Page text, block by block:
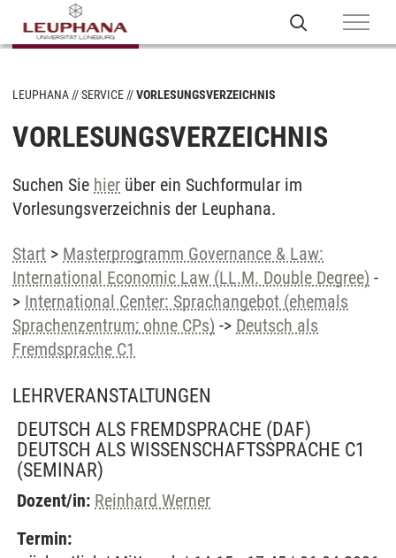
LEUPHANA SERVICE VORLESUNGSVERZEICHNIS
VORLESUNGSVERZEICHNIS
Suchen Sie hier über ein Suchformular im
Vorlesungsverzeichnis der Leuphana.
Start > Masterprogramm Governance & Law:
International Economic Law (LL.M. Double Degree) -
> International Center: Sprachangebot (ehemals
Sprachenzentrum; ohne CPs) -> Deutsch als
Fremdsprache C1
LEHRVERANSTALTUNGEN
DEUTSCH ALS FREMDSPRACHE (DAF)
DEUTSCH ALS WISSENSCHAFTSSPRACHE C1
(SEMINAR)
Dozent/in: Reinhard Werner
Termin: